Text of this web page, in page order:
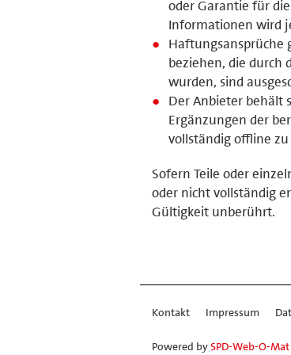
oder Garantie für
Informationen wird
Haftungsansprüche
beziehen, die durch
wurden, sind
Der Anbieter behält
Ergänzungen der
vollständig offline
Sofern Teile oder
oder nicht vollständig
Gültigkeit unberührt.
Kontakt Impressum
Powered bySPD-Web-O-Mat